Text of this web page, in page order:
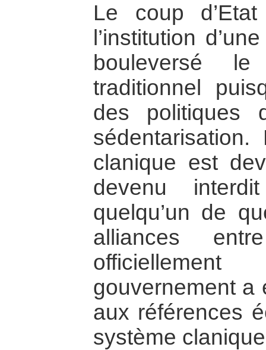
Le coup
l’institution
bouleversé
traditionnel
des politiques
clanique est
devenu
quelqu’un de
alliances
gouvernement a
aux références
système